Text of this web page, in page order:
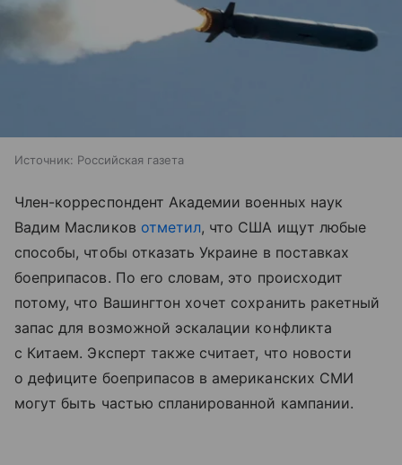
Источник: Российская газета
Член-корреспондент Академии военных наук
Вадим Масликов отметил, что США ищут любые
способы, чтобы отказать Украине в поставках
боеприпасов. По его словам, это происходит
потому, что Вашингтон хочет сохранить ракетный
запас для возможной эскалации конфликта
с Китаем. Эксперт также считает, что новости
о дефиците боеприпасов в американских СМИ
могут быть частью спланированной кампании.